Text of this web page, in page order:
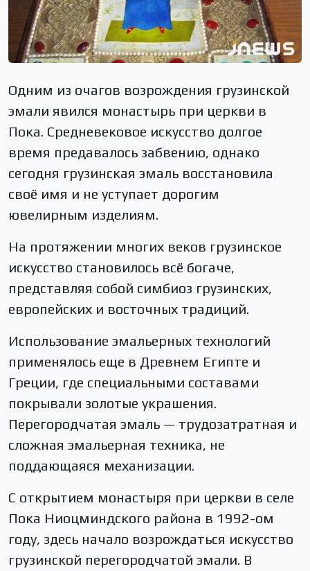
Одним из очагов возрождения грузинской
эмали явился монастырь при церкви в
Пока. Средневековое искусство долгое
время предавалось забвению, однако
сегодня грузинская эмаль восстановила
своё имя и не уступает дорогим
ювелирным изделиям.
На протяжении многих веков грузинское
искусство становилось всё богаче,
представляя собой симбиоз грузинских,
европейских и восточных традиций.
Использование эмальерных технологий
применялось еще в Древнем Египте и
Греции, где специальными составами
покрывали золотые украшения.
Перегородчатая эмаль — трудозатратная и
сложная эмальерная техника, не
поддающаяся механизации.
С открытием монастыря при церкви в селе
Пока Ниоцминдского района в 1992-ом
году, здесь начало возрождаться искусство
грузинской перегородчатой эмали. В